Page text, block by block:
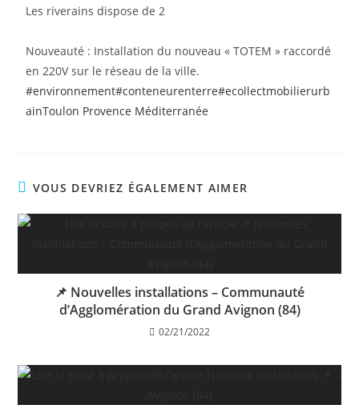
Les riverains dispose de 2
Nouveauté : Installation du nouveau « TOTEM » raccordé
en 220V sur le réseau de la ville.
#environnement#conteneurenterre#ecollectmobilierurb
ainToulon Provence Méditerranée
VOUS DEVRIEZ ÉGALEMENT AIMER
📌 Nouvelles installations – Communauté
d’Agglomération du Grand Avignon (84)
02/21/2022